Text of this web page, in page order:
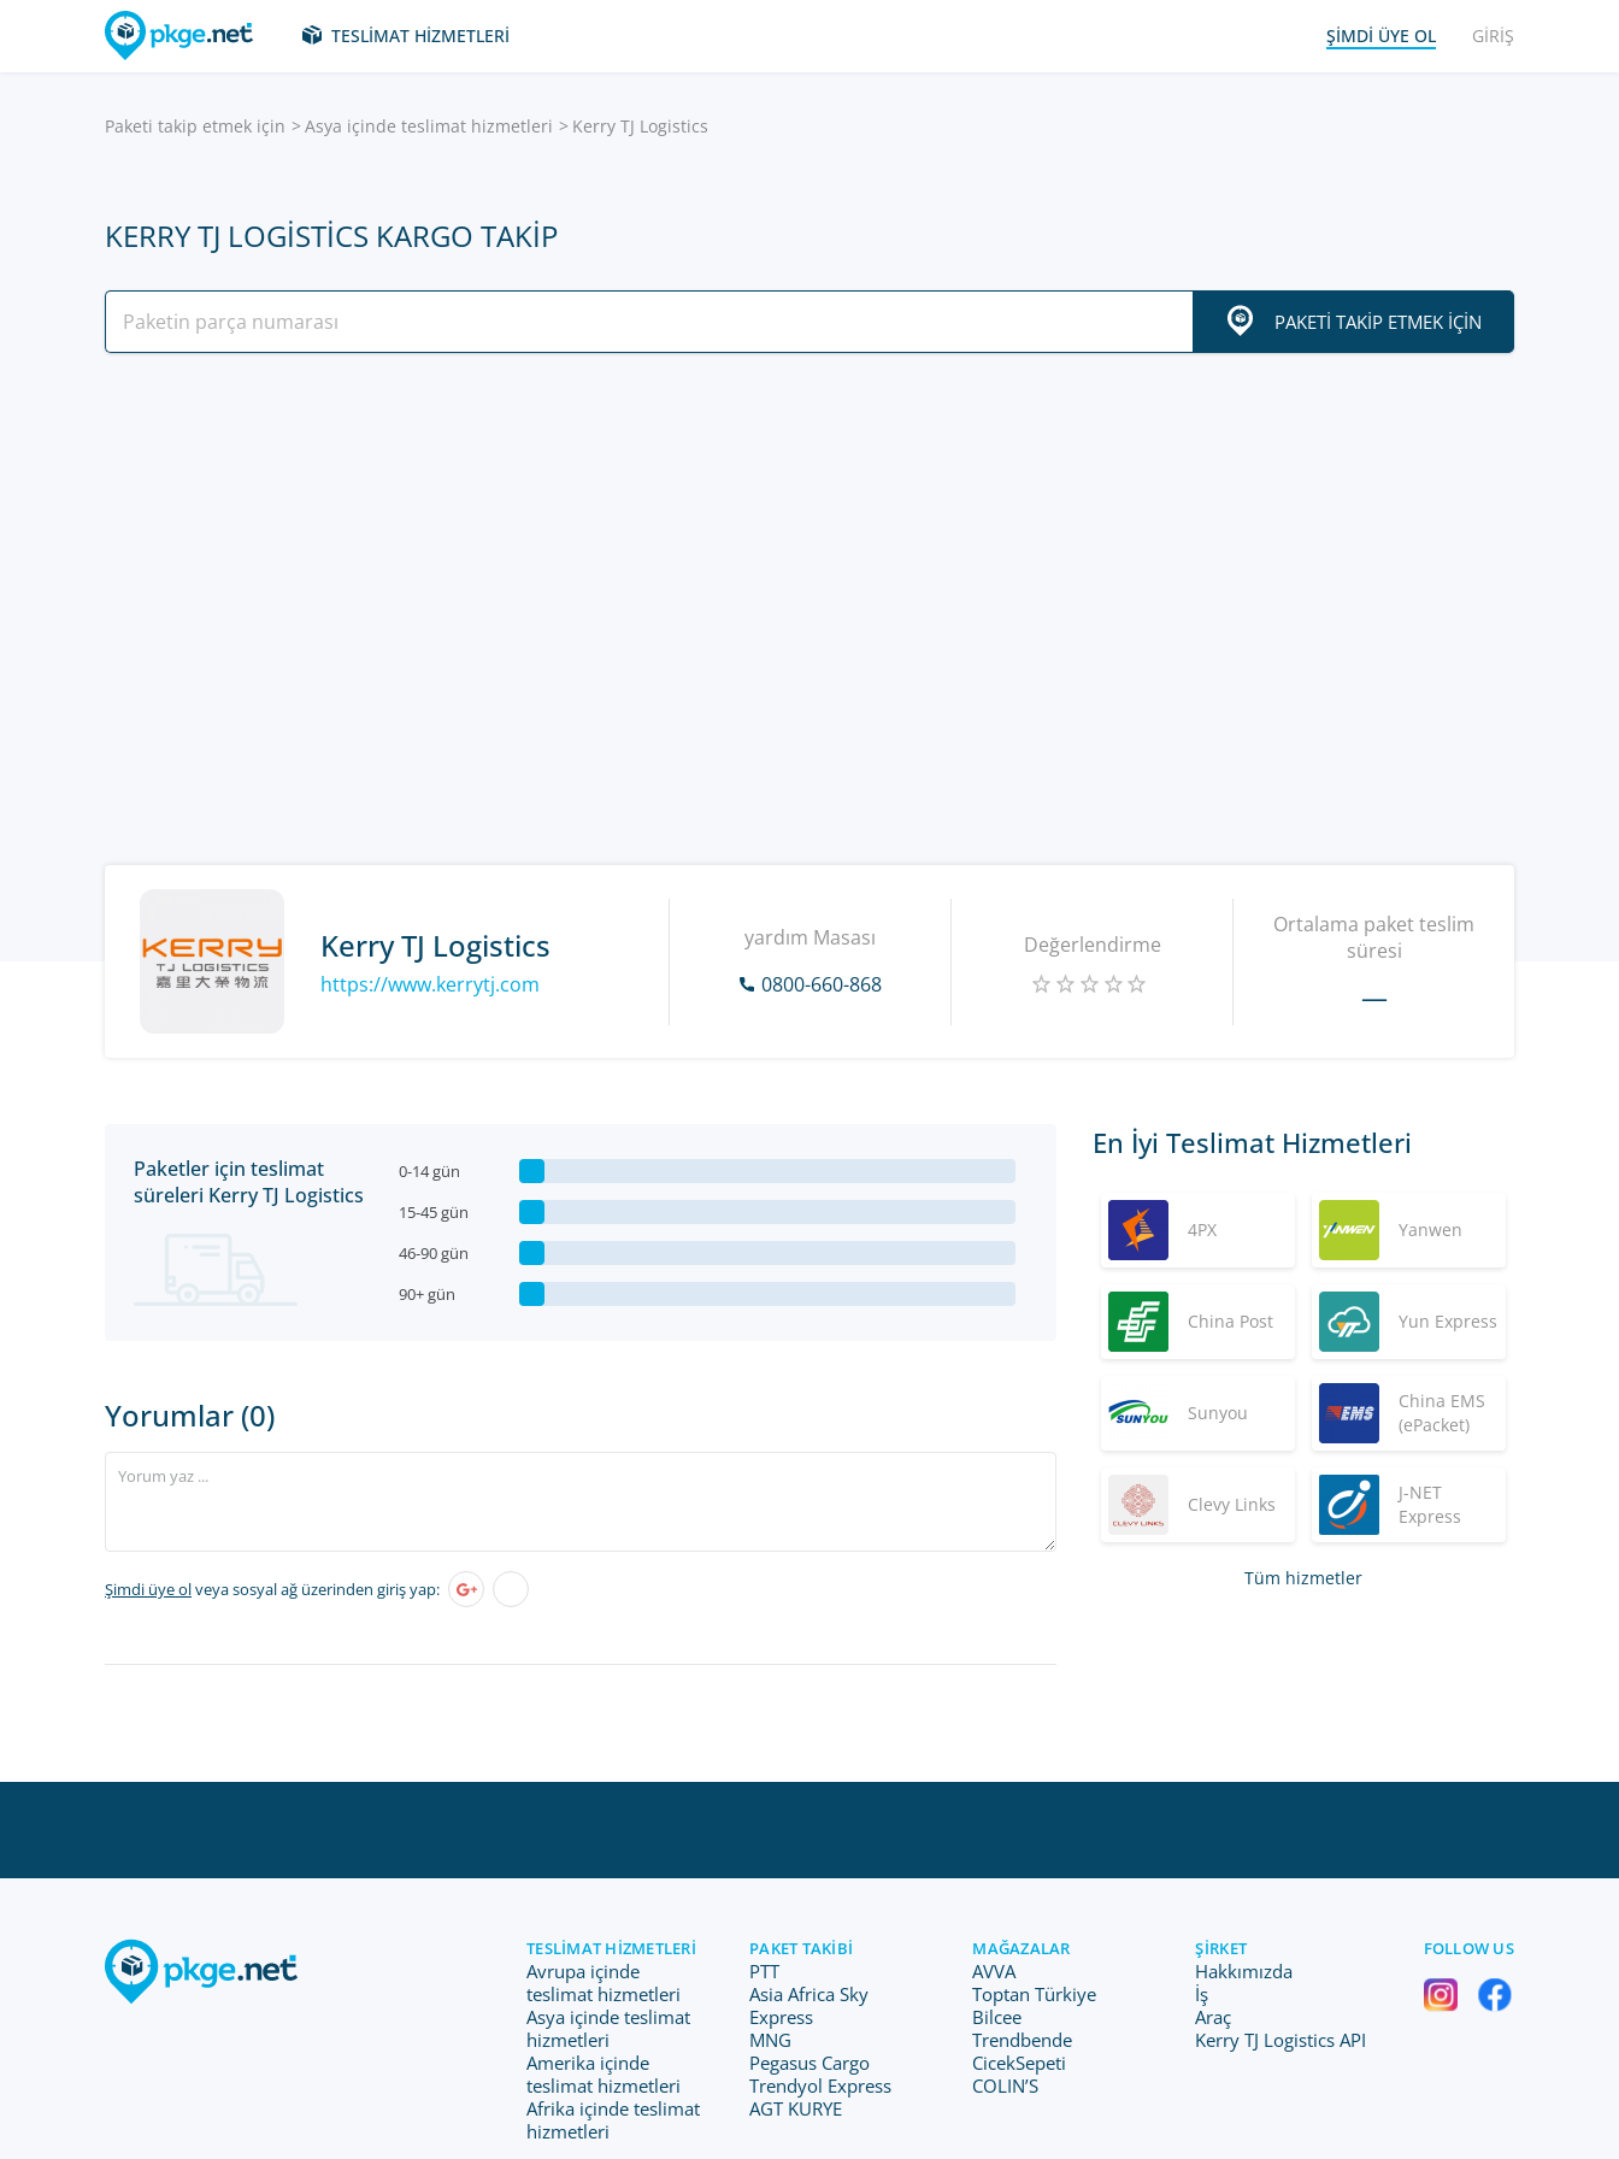
TESLIMAT HIZMETLERI ŞIMDI ÜYE OL GIRIŞ
Paketi takip etmek için Asya içinde teslimat hizmetleri Kerry TJ Logistics
KERRY TJ LOGISTICS KARGO TAKIP
PAKETI TAKIP ETMEK IÇIN
Kerry TJ Logistics
https://www.kerrytj.com
yardım Masası
0800-660-868
Değerlendirme
Ortalama paket teslim
süresi
—
Paketler için teslimat
süreleri Kerry TJ Logistics
0-14 gün
15-45 gün
46-90 gün
90+ gün
Yorumlar (0)
Şimdi üye olveya sosyal ağ üzerinden giriş yap:
En İyi Teslimat Hizmetleri
4PX Yanwen
China Post Yun Express
Sunyou
China EMS
(ePacket)
Clevy Links
J-NET
Express
Tüm hizmetler
TESLIMAT HIZMETLERI
Avrupa içinde
teslimat hizmetleri
Asya içinde teslimat
hizmetleri
Amerika içinde
teslimat hizmetleri
Afrika içinde teslimat
hizmetleri
PAKET TAKIBI
PTT
Asia Africa Sky
Express
MNG
Pegasus Cargo
Trendyol Express
AGT KURYE
MAĞAZALAR
AVVA
Toptan Türkiye
Bilcee
Trendbende
CicekSepeti
COLIN’S
ŞIRKET
Hakkımızda
İş
Araç
Kerry TJ Logistics API
FOLLOW US